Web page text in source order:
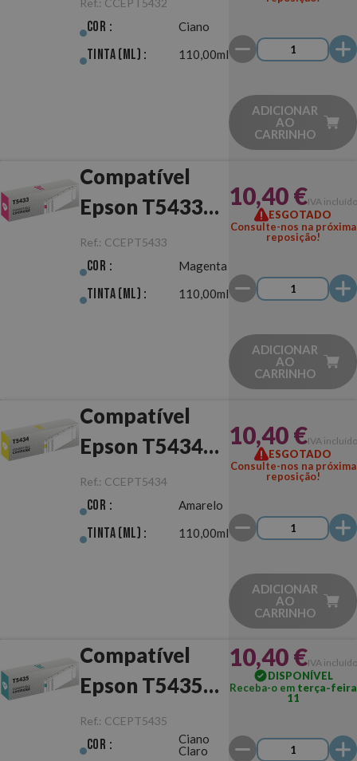
Cor : Ciano
Tinta (ml) : 110,00ml
ADICIONAR
AO
CARRINHO
Compatível
Epson T5433
Magenta
Ref.: CCEPT5433
Cor : Magenta
Tinta (ml) : 110,00ml
10,40 €IVA incluído
ESGOTADO
Consulte-nos na próxima
reposição!
ADICIONAR
AO
CARRINHO
Compatível
Epson T5434
Amarelo
Ref.: CCEPT5434
Cor : Amarelo
Tinta (ml) : 110,00ml
10,40 €IVA incluído
ESGOTADO
Consulte-nos na próxima
reposição!
ADICIONAR
AO
CARRINHO
Compatível
Epson T5435
Ciano Claro
Ref.: CCEPT5435
Cor :
Ciano
Claro
10,40 €IVA incluído
DISPONÍVEL
Receba-o em terça-feira
11